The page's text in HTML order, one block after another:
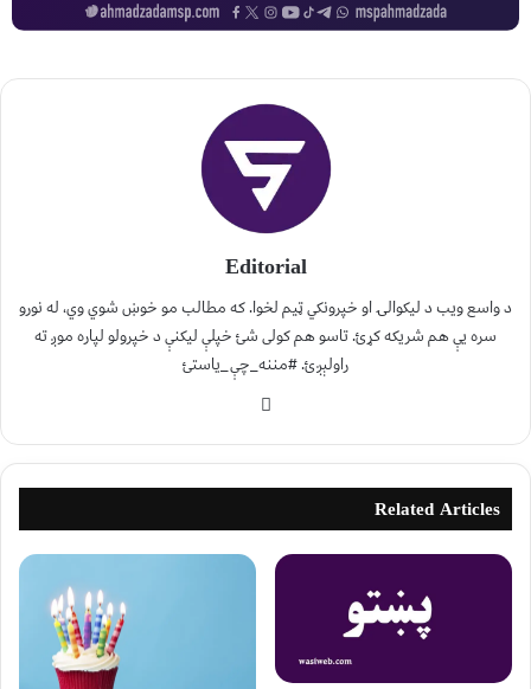
Editorial
د واسع ویب د لیکوالۍ او خپرونکي ټیم لخوا. که مطالب مو خوښ شوي وي، له نورو
سره یې هم شریکه کړئ. تاسو هم کولی شئ خپلې لیکنې د خپرولو لپاره موږ ته
راولېږئ. #مننه_چې_یاستئ
Related Articles